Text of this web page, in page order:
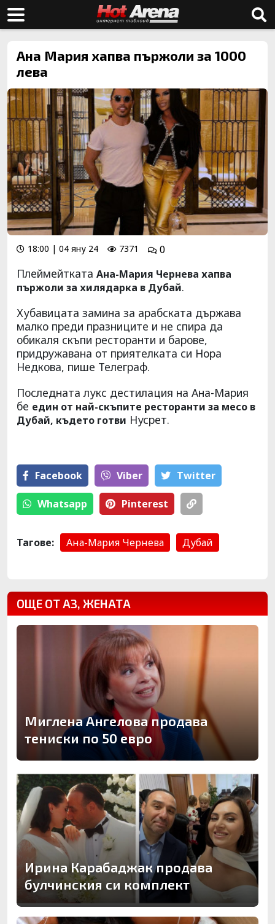
Ана Мария хапва пържоли за 1000
лева
18:00 | 04 яну 24 7371 0
Плеймейтката Ана-Мария Чернева хапва
пържоли за хилядарка в Дубай.
Хубавицата замина за арабската държава
малко преди празниците и не спира да
обикаля скъпи ресторанти и барове,
придружавана от приятелката си Нора
Недкова, пише Телеграф.
Последната лукс дестилация на Ана-Мария
бе един от най-скъпите ресторанти за месо в
Дубай, където готви Нусрет.
Facebook Viber Тwitter
Whatsapp Pinterest
Тагове: Ана-Мария Чернева Дубай
ОЩЕ ОТ АЗ, ЖЕНАТА
Миглена Ангелова продава
тениски по 50 евро
Ирина Карабаджак продава
булчинския си комплект